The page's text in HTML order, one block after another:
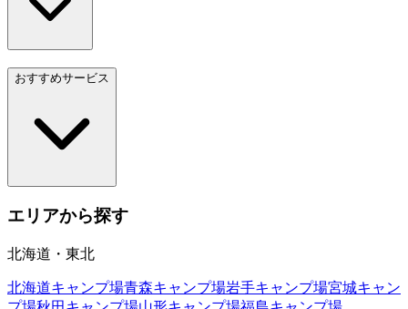
おすすめサービス
エリアから探す
北海道・東北
北海道キャンプ場青森キャンプ場岩手キャンプ場宮城キャン